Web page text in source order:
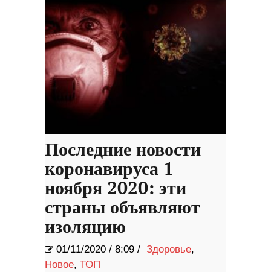
Последние новости
коронавируса 1
ноября 2020: эти
страны объявляют
изоляцию
01/11/2020 / 8:09 / Здоровье,
Новое, ТОП